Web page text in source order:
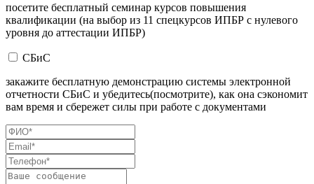
посетите бесплатный семинар курсов повышения
квалификации (на выбор из 11 спецкурсов ИПБР с нулевого
уровня до аттестации ИПБР)
СБиС
закажите бесплатную демонстрацию системы электронной
отчетности СБиС и убедитесь(посмотрите), как она сэкономит
вам время и сбережет силы при работе с документами